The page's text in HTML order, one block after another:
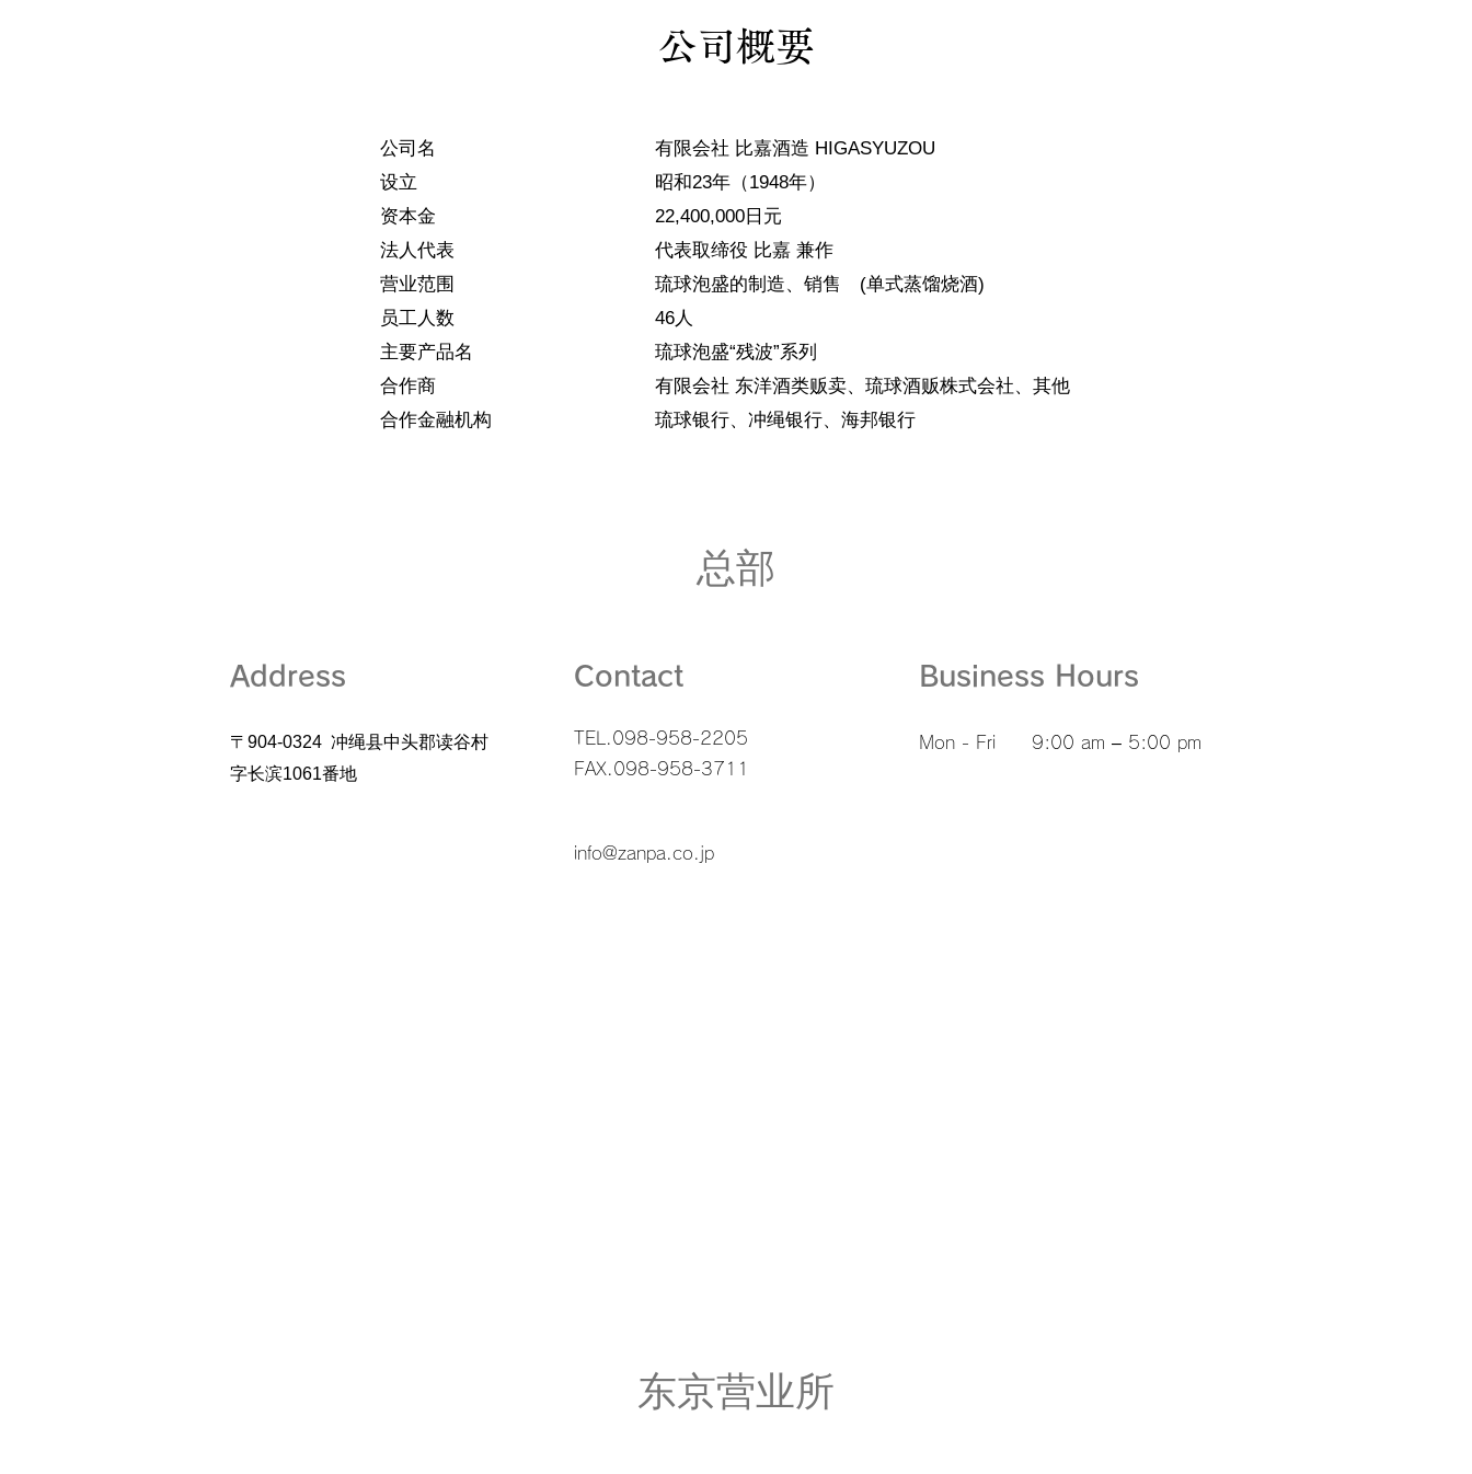
公司概要
公司名
设立
资本金
法人代表
营业范围
员工人数
主要产品名
合作商
合作金融机构
有限会社 比嘉酒造 HIGASYUZOU
昭和23年（1948年）
22,400,000日元
代表取缔役 比嘉 兼作
琉球泡盛的制造、销售 (单式蒸馏烧酒)
46人
琉球泡盛“残波”系列
有限会社 东洋酒类贩卖、琉球酒贩株式会社、其他
琉球银行、冲绳银行、海邦银行
总部
Address
〒904-0324 冲绳县中头郡读谷村
字长滨1061番地
Contact
TEL.098-958-2205
FAX.098-958-3711
Business Hours
Mon - Fri 9:00 am – 5:00 pm
info@zanpa.co.jp
东京营业所